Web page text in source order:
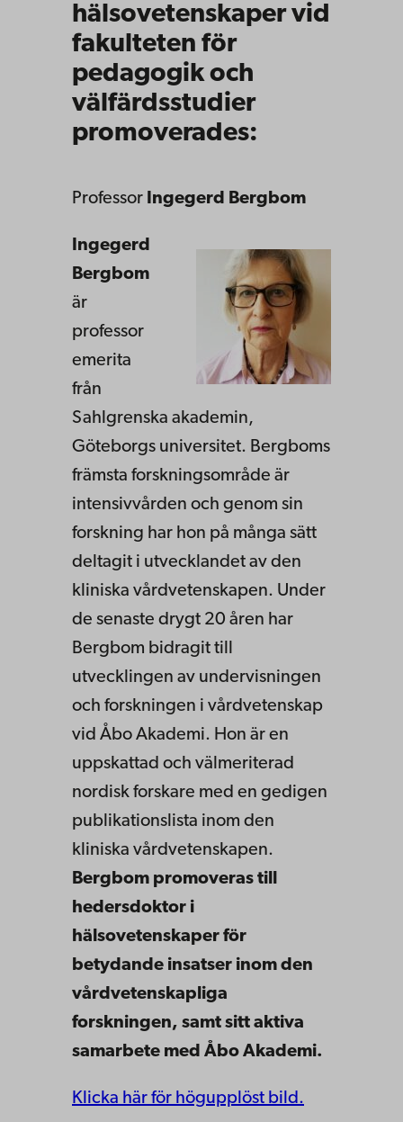
hälsovetenskaper vid
fakulteten för
pedagogik och
välfärdsstudier
promoverades:
Professor Ingegerd Bergbom
Ingegerd
Bergbom
är
professor
emerita
från
Sahlgrenska akademin,
Göteborgs universitet. Bergboms
främsta forskningsområde är
intensivvården och genom sin
forskning har hon på många sätt
deltagit i utvecklandet av den
kliniska vårdvetenskapen. Under
de senaste drygt 20 åren har
Bergbom bidragit till
utvecklingen av undervisningen
och forskningen i vårdvetenskap
vid Åbo Akademi. Hon är en
uppskattad och välmeriterad
nordisk forskare med en gedigen
publikationslista inom den
kliniska vårdvetenskapen.
Bergbom promoveras till
hedersdoktor i
hälsovetenskaper för
betydande insatser inom den
vårdvetenskapliga
forskningen, samt sitt aktiva
samarbete med Åbo Akademi.
Klicka här för högupplöst bild.